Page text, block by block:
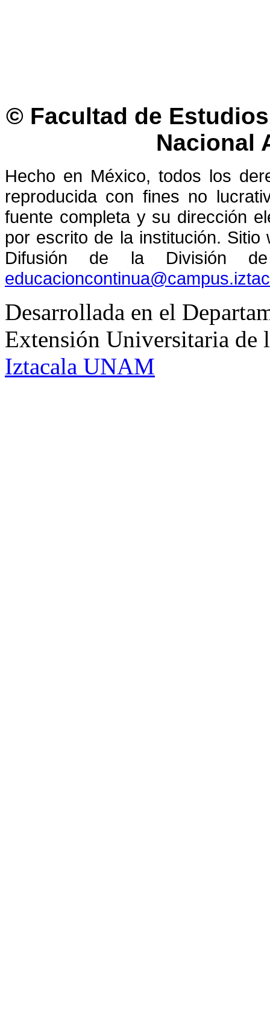
© Facultad de
Nacional
Hecho en México, todos los
reproducida con fines no
fuente completa y su dirección
por escrito de la institución.
Difusión de la División
Desarrollada en el
Extensión Universitaria
Iztacala UNAM